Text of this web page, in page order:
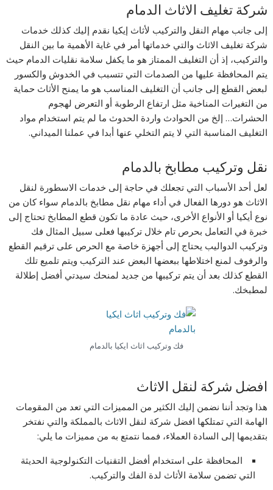
شركة تغليف الاثاث الدمام
إلى جانب مهام النقل والتركيب لأثاث إيكيا نقدم إليك كذلك خدمات
شركة تغليف الاثاث والتي خدماتها أمر في غاية الأهمية ما بين النقل
والتركيب، إذ أن التغليف الممتاز هو ما يكفل سلامة نقليات الدمام حيث
يتم المحافظة عليها من الصدمات التي تتسبب في الخدوش والكسور
لبعض القطع إلى جانب أن التغليف المناسب هو ما يمنح الأثاث حماية
من التغيرات المناخية مثل ارتفاع الرطوبة أو التعرض لهجوم
الحشرات… إلخ من الحوادث واردة الحدوث ما لم يتم استخدام مواد
التغليف المناسبة التي لا يتم التخلي عنها أبدا في عملنا الميداني.
نقل وتركيب مطابخ بالدمام
لعل أحد الأسباب التي تجعلك في حاجة إلى خدمات الاسطورة لنقل
الاثاث هو دورها الفعال في أداء مهام نقل مطابخ بالدمام سواء كان من
نوع أيكيا أو الأنواع الأخرى، حيث عادة ما تكون قطع المطابخ تحتاج إلى
خبرة في التعامل بحرص تام خلال تركيبها فعلى سبيل المثال فك
وتركيب الدواليب يحتاج إلى أجهزة خاصة مع الحرص على ترقيم القطع
والرفوف لمنع اختلاطها ببعضها البعض عند التركيب ويتم تلميع تلك
القطع كذلك بعد أن يتم تركيبها من جديد لمنحك سيدتي أفضل إطلالة
لمطبخك.
فك وتركيب اثاث ايكيا بالدمام
افضل شركة لنقل الاثاث
هذا وتجد أننا نضمن إليك الكثير من المميزات التي تعد من المقومات
الهامة التي تمتلكها افضل شركة لنقل الاثاث بالمملكة والتي نفتخر
بتقديمها إلى السادة العملاء، فمما نتمتع به من مميزات ما يلي:
المحافظة على استخدام أفضل التقنيات التكنولوجية الحديثة
التي تضمن سلامة الأثاث لدة الفك والتركيب.